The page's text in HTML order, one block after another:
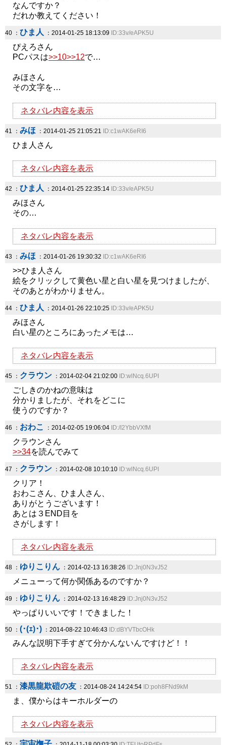
なんですか？
だれか教えてください！
40 ： ひま人 ：2014-01-25 18:13:09 ID:33v/eAPK5U
ぴえろさん
PCパスは>>10>>12で…
みほさん
その文字を…
ネタバレ内容を表示
41 ： みほ ：2014-01-25 21:05:21 ID:c1wAK6eRI6
ひま人さん
ネタバレ内容を表示
42 ： ひま人 ：2014-01-25 22:35:14 ID:33v/eAPK5U
みほさん
その…
ネタバレ内容を表示
43 ： みほ ：2014-01-26 19:30:32 ID:c1wAK6eRI6
>>ひま人さん
絵をクリックして黄色い星と白い星を見つけましたが、
そのあとがわかりません。
44 ： ひま人 ：2014-01-26 22:10:25 ID:33v/eAPK5U
みほさん
白い星のところにあったメモは…
ネタバレ内容を表示
45 ： クラウン ：2014-02-04 21:02:00 ID:wlNcq.6UPI
ごしきのかねの意味は
分かりましたが、それをどこに
使うのですか？
46 ： おわこ ：2014-02-05 19:06:04 ID:/I2YbbVXfM
クラウンさん
>>34を読んでみて
47 ： クラウン ：2014-02-08 10:10:10 ID:wlNcq.6UPI
クリア！
おわこさん、ひま人さん、
ありがとうございます！
あとは３END目を
さがします！
ネタバレ内容を表示
48 ： ゆりこりん ：2014-02-13 16:38:26 ID:Jnj0N3vJ52
メニューって何か関係あるのですか？
49 ： ゆりこりん ：2014-02-13 16:48:29 ID:Jnj0N3vJ52
やっぱりいいです！できました！
50 ： (･(ｪ)･) ：2014-08-22 10:46:43 ID:dBYVTbcOHk
みんな説明下手すぎて分かんないんですけど！！
ネタバレ内容を表示
51 ： 漆黒龍欺磑の友 ：2014-08-24 14:24:54 ID:poh8FNd9kM
ま、僕からはキーホルダーの
ネタバレ内容を表示